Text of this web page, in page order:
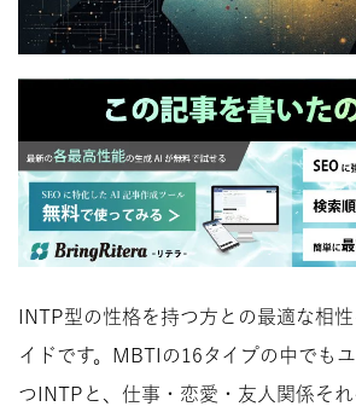
INTP型の性格を持つ方との最適な相
イドです。MBTIの16タイプの中でも
つINTPと、仕事・恋愛・友人関係そ